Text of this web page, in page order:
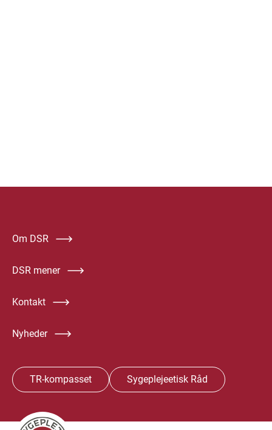
Om DSR
DSR mener
Kontakt
Nyheder
TR-kompasset Sygeplejeetisk Råd